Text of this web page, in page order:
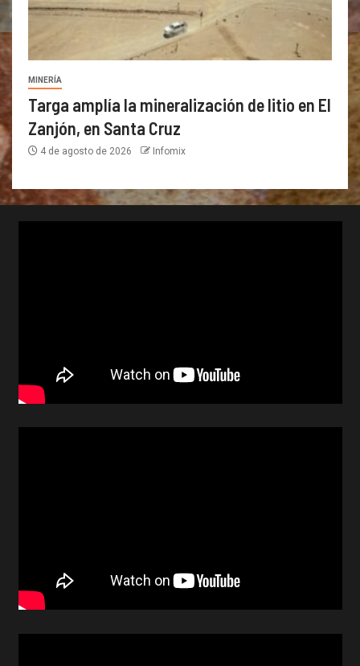
MINERÍA
Targa amplía la mineralización de litio en El
Zanjón, en Santa Cruz
4 de agosto de 2026 Infomix